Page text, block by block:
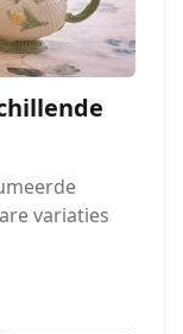
variaties